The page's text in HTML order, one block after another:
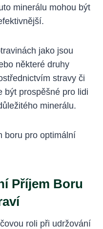
minerálu mohou být
jako jsou
některé druhy
stravy či
být prospěšné pro lidi
minerálu.
Příjem Boru
roli při udržování